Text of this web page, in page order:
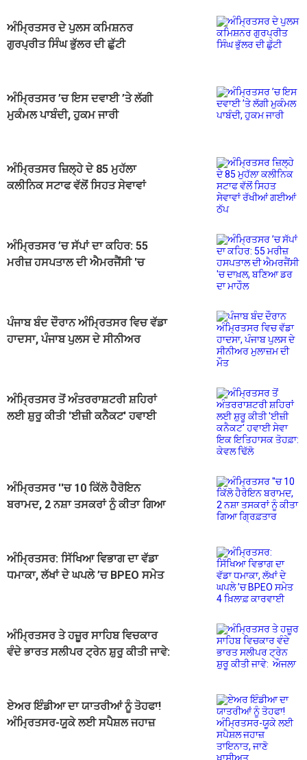
ਅੰਮ੍ਰਿਤਸਰ ਦੇ ਪੁਲਸ ਕਮਿਸ਼ਨਰ
ਗੁਰਪ੍ਰੀਤ ਸਿੰਘ ਭੁੱਲਰ ਦੀ ਛੁੱਟੀ
ਅੰਮ੍ਰਿਤਸਰ ’ਚ ਇਸ ਦਵਾਈ ’ਤੇ ਲੱਗੀ
ਮੁਕੰਮਲ ਪਾਬੰਦੀ, ਹੁਕਮ ਜਾਰੀ
ਅੰਮ੍ਰਿਤਸਰ ਜ਼ਿਲ੍ਹੇ ਦੇ 85 ਮੁਹੱਲਾ
ਕਲੀਨਿਕ ਸਟਾਫ ਵੱਲੋਂ ਸਿਹਤ ਸੇਵਾਵਾਂ
ਅੰਮ੍ਰਿਤਸਰ ’ਚ ਸੱਪਾਂ ਦਾ ਕਹਿਰ: 55
ਮਰੀਜ਼ ਹਸਪਤਾਲ ਦੀ ਐਮਰਜੈਂਸੀ 'ਚ
ਪੰਜਾਬ ਬੰਦ ਦੌਰਾਨ ਅੰਮ੍ਰਿਤਸਰ ਵਿਚ ਵੱਡਾ
ਹਾਦਸਾ, ਪੰਜਾਬ ਪੁਲਸ ਦੇ ਸੀਨੀਅਰ
ਅੰਮ੍ਰਿਤਸਰ ਤੋਂ ਅੰਤਰਰਾਸ਼ਟਰੀ ਸ਼ਹਿਰਾਂ
ਲਈ ਸ਼ੁਰੂ ਕੀਤੀ 'ਈਜ਼ੀ ਕਨੈਕਟ' ਹਵਾਈ
ਅੰਮ੍ਰਿਤਸਰ ''ਚ 10 ਕਿੱਲੋ ਹੈਰੋਇਨ
ਬਰਾਮਦ, 2 ਨਸ਼ਾ ਤਸਕਰਾਂ ਨੂੰ ਕੀਤਾ ਗਿਆ
ਅੰਮ੍ਰਿਤਸਰ: ਸਿੱਖਿਆ ਵਿਭਾਗ ਦਾ ਵੱਡਾ
ਧਮਾਕਾ, ਲੱਖਾਂ ਦੇ ਘਪਲੇ ’ਚ BPEO ਸਮੇਤ
ਅੰਮ੍ਰਿਤਸਰ ਤੇ ਹਜ਼ੂਰ ਸਾਹਿਬ ਵਿਚਕਾਰ
ਵੰਦੇ ਭਾਰਤ ਸਲੀਪਰ ਟ੍ਰੇਨ ਸ਼ੁਰੂ ਕੀਤੀ ਜਾਵੇ:
ਏਅਰ ਇੰਡੀਆ ਦਾ ਯਾਤਰੀਆਂ ਨੂੰ ਤੋਹਫਾ!
ਅੰਮ੍ਰਿਤਸਰ-ਯੂਕੇ ਲਈ ਸਪੈਸ਼ਲ ਜਹਾਜ਼